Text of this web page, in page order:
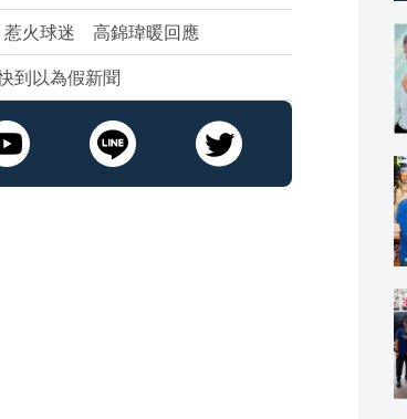
惹火球迷 高錦瑋暖回應
到以為假新聞